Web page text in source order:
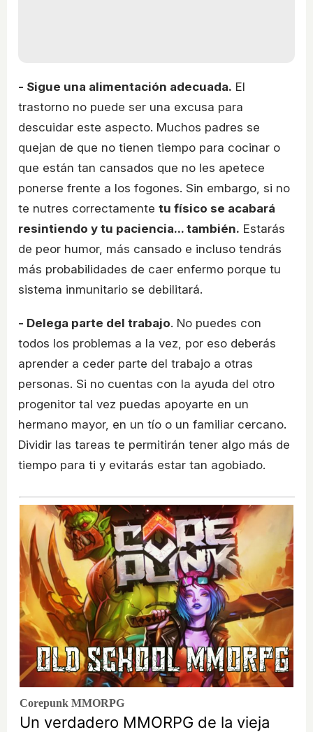
- Sigue una alimentación adecuada. El
trastorno no puede ser una excusa para
descuidar este aspecto. Muchos padres se
quejan de que no tienen tiempo para cocinar o
que están tan cansados que no les apetece
ponerse frente a los fogones. Sin embargo, si no
te nutres correctamente tu físico se acabará
resintiendo y tu paciencia... también. Estarás
de peor humor, más cansado e incluso tendrás
más probabilidades de caer enfermo porque tu
sistema inmunitario se debilitará.
- Delega parte del trabajo. No puedes con
todos los problemas a la vez, por eso deberás
aprender a ceder parte del trabajo a otras
personas. Si no cuentas con la ayuda del otro
progenitor tal vez puedas apoyarte en un
hermano mayor, en un tío o un familiar cercano.
Dividir las tareas te permitirán tener algo más de
tiempo para ti y evitarás estar tan agobiado.
Corepunk MMORPG
Un verdadero MMORPG de la vieja